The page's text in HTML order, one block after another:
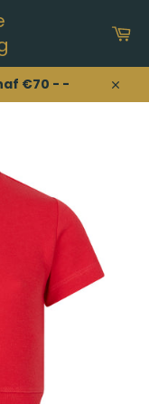
€70 - -